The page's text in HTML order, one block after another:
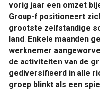
vorig jaar een omzet
Group-f positioneert
grootste zelfstandige
land. Enkele maanden
werknemer
de activiteiten van de
gediversifieerd in alle
groep blinkt als een